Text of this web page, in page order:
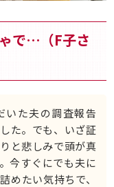
で…（F子さ
た夫の調査報告
た。でも、いざ証
と悲しみで頭が真
今すぐにでも夫に
めたい気持ちで、